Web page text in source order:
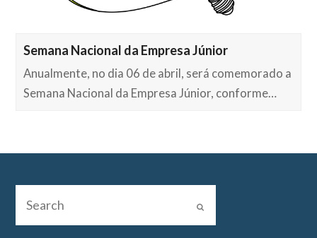
Semana Nacional da Empresa Júnior
Anualmente, no dia 06 de abril, será comemorado a
Semana Nacional da Empresa Júnior, conforme…